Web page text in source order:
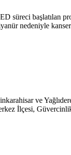
süreci
nedeniyle
ve
İlçesi,